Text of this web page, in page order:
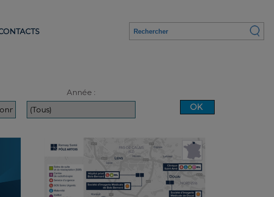
Année :
OK